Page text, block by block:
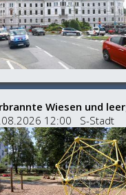
Wiesen und
12:00 S-Stadt